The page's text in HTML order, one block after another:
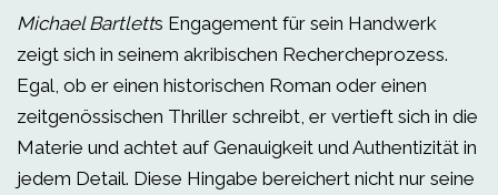
Michael Bartletts Engagement für sein Handwerk
zeigt sich in seinem akribischen Rechercheprozess.
Egal, ob er einen historischen Roman oder einen
zeitgenössischen Thriller schreibt, er vertieft sich in die
Materie und achtet auf Genauigkeit und Authentizität in
jedem Detail. Diese Hingabe bereichert nicht nur seine